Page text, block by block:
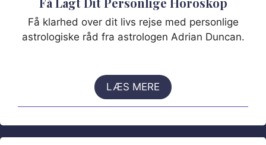
Få klarhed over dit livs rejse med personlige
astrologiske råd fra astrologen Adrian Duncan.
LÆS MERE